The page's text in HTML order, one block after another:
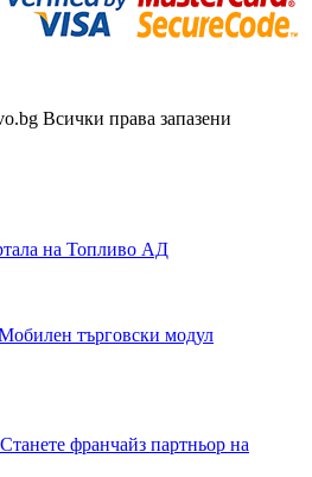
Всички права запазени
на Топливо АД
търговски модул
Станете франчайз партньор на